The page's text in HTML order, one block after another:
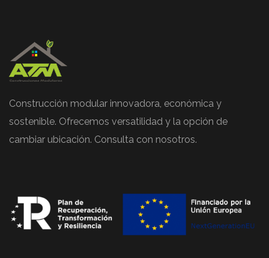
Construcción modular innovadora, económica y
sostenible. Ofrecemos versatilidad y la opción de
cambiar ubicación. Consulta con nosotros.